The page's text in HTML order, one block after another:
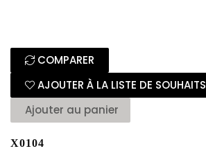
COMPARER
AJOUTER À LA LISTE DE SOUHAITS
Ajouter au panier
X0104